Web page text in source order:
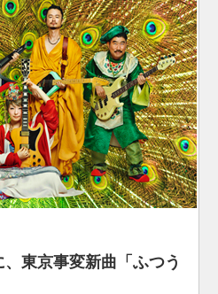
東京事変新曲「ふつう